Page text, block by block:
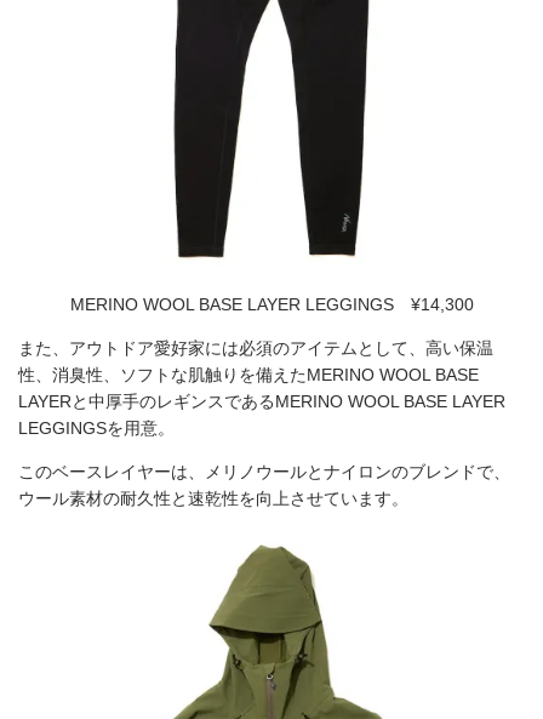
MERINO WOOL BASE LAYER LEGGINGS ¥14,300
また、アウトドア愛好家には必須のアイテムとして、高い保温
性、消臭性、ソフトな肌触りを備えたMERINO WOOL BASE
LAYERと中厚手のレギンスであるMERINO WOOL BASE LAYER
LEGGINGSを用意。
このベースレイヤーは、メリノウールとナイロンのブレンドで、
ウール素材の耐久性と速乾性を向上させています。